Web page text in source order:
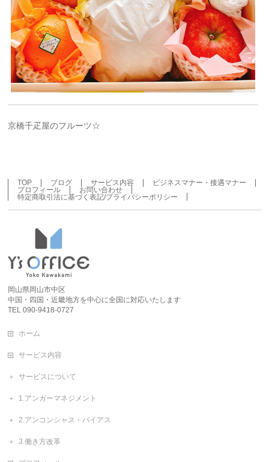
京橋千疋屋のフルーツ☆
TOP ブログ サービス内容
ビジネスマナー・接遇マナー
プロフィール
お問い合わせ
特定商取引法に基づく表記/プライバシーポリシー
岡山県岡山市中区
中国・四国・近畿地方を中心に全国に対応いたします
TEL 090-9418-0727
ホーム
サービス内容
サービスについて
1.アンガーマネジメント
2.アンコンシャス・バイアス
3.働き方改革